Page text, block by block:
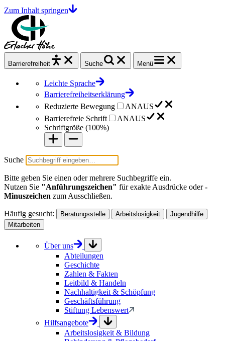
Zum Inhalt springen
Barrierefrei heit Suche Menü
Leichte Sprache
Barrierefreiheitserklärung
Reduzierte Bewegung
ANAUS
Barrierefreie Schrift
ANAUS
Schriftgröße (100%)
Suche
Bitte geben Sie einen oder mehrere Suchbegriffe ein.
Nutzen Sie "Anführungszeichen" für exakte Ausdrücke oder-
Minuszeichen zum Ausschließen.
Häufig gesucht: Beratungsstelle Arbeitslosigkeit
Jugendhilfe
Mitarbeiten
Über uns
Abteilungen
Geschichte
Zahlen & Fakten
Leitbild & Handeln
Nachhaltigkeit & Schöpfung
Geschäftsführung
Stiftung Lebenswert
Hilfsangebote
Arbeitslosigkeit & Bildung